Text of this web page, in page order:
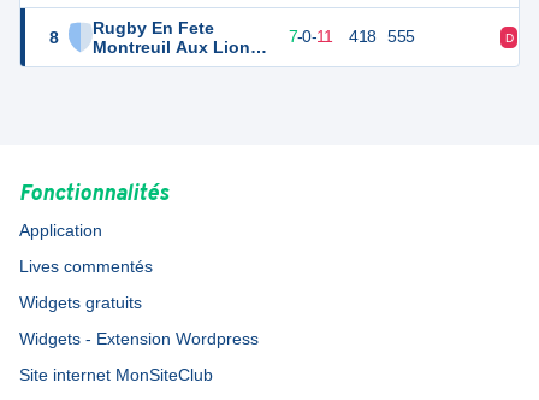
8
Rugby En Fete
Montreuil Aux Lions
3
33 7-0-11 418 555 D
Fonctionnalités
Application
Lives commentés
Widgets gratuits
Widgets - Extension Wordpress
Site internet MonSiteClub